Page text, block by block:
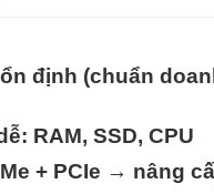
định (chuẩn
RAM, SSD, CPU
+ PCIe → nâng